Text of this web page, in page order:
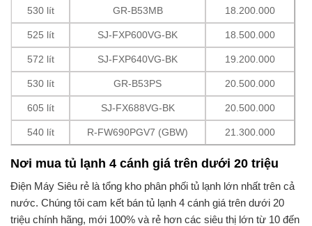
530 lít GR-B53MB 18.200.000
525 lít SJ-FXP600VG-BK 18.500.000
572 lít SJ-FXP640VG-BK 19.200.000
530 lít GR-B53PS 20.500.000
605 lít SJ-FX688VG-BK 20.500.000
540 lít R-FW690PGV7 (GBW) 21.300.000
Nơi mua tủ lạnh 4 cánh giá trên dưới 20 triệu
Điện Máy Siêu rẻ là tổng kho phân phối tủ lạnh lớn nhất trên cả
nước. Chúng tôi cam kết bán tủ lạnh 4 cánh giá trên dưới 20
triệu chính hãng, mới 100% và rẻ hơn các siêu thị lớn từ 10 đến